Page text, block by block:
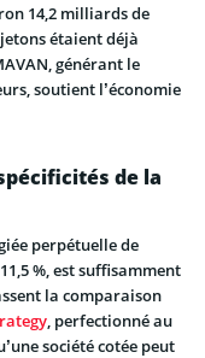
14,2 milliards de
étaient déjà
générant le
soutient l’économie
de la
perpétuelle de
%, est suffisamment
la comparaison
, perfectionné au
société cotée peut